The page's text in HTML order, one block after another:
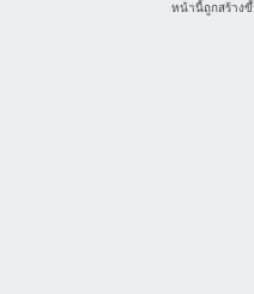
หน้านี้ถูกสร้าง